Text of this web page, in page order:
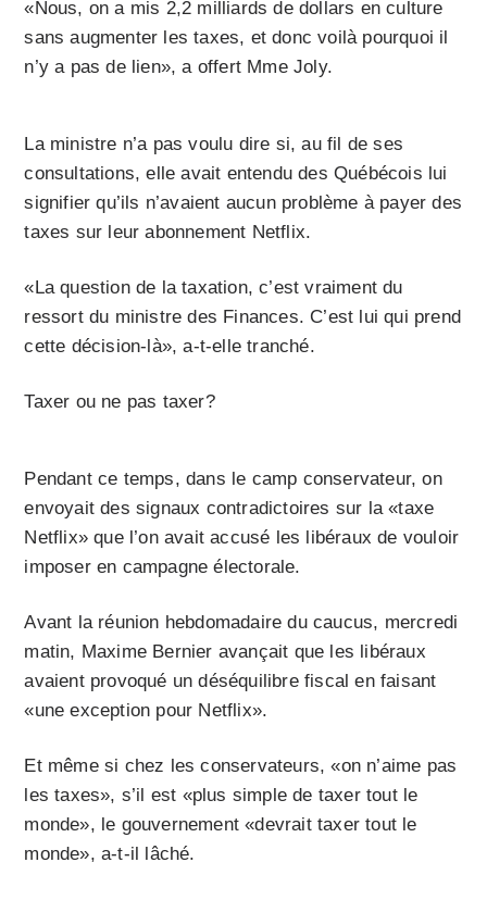
«Nous, on a mis 2,2 milliards de dollars en culture
sans augmenter les taxes, et donc voilà pourquoi il
n’y a pas de lien», a offert Mme Joly.
La ministre n’a pas voulu dire si, au fil de ses
consultations, elle avait entendu des Québécois lui
signifier qu’ils n’avaient aucun problème à payer des
taxes sur leur abonnement Netflix.
«La question de la taxation, c’est vraiment du
ressort du ministre des Finances. C’est lui qui prend
cette décision-là», a-t-elle tranché.
Taxer ou ne pas taxer?
Pendant ce temps, dans le camp conservateur, on
envoyait des signaux contradictoires sur la «taxe
Netflix» que l’on avait accusé les libéraux de vouloir
imposer en campagne électorale.
Avant la réunion hebdomadaire du caucus, mercredi
matin, Maxime Bernier avançait que les libéraux
avaient provoqué un déséquilibre fiscal en faisant
«une exception pour Netflix».
Et même si chez les conservateurs, «on n’aime pas
les taxes», s’il est «plus simple de taxer tout le
monde», le gouvernement «devrait taxer tout le
monde», a-t-il lâché.